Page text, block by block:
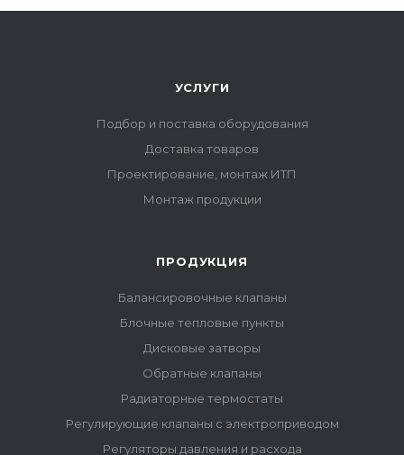
УСЛУГИ
Подбор и поставка оборудования
Доставка товаров
Проектирование, монтаж ИТП
Монтаж продукции
ПРОДУКЦИЯ
Балансировочные клапаны
Блочные тепловые пункты
Дисковые затворы
Обратные клапаны
Радиаторные термостаты
Регулирующие клапаны с электроприводом
Регуляторы давления и расхода